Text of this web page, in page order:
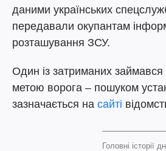
даними українських
передавали окупантам
розташування ЗСУ.
Один із затриманих займався
метою ворога – пошуком
зазначається на сайті
Головні історії